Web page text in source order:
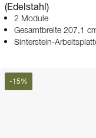
(Edelstahl)
2 Module
Gesamtbreite 207,1
Sinterstein-
-15%